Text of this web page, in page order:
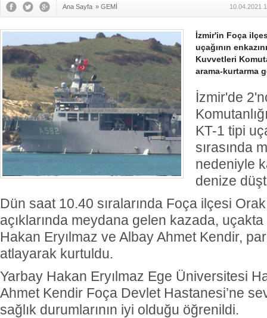
Ana Sayfa » GEMİ 10.04.2021
İzmir'in Foça
uçağının
Kuvvetleri
arama-kurtarma
İzmir'de
KT-1 tipi
sırasında
nedeniyle
denize
Dün saat 10.40 sıralarında Foça ilçesi
açıklarında meydana gelen kazada,
Hakan Eryılmaz ve Albay Ahmet Kendir,
atlayarak kurtuldu.
Yarbay Hakan Eryılmaz Ege Üniversitesi
Ahmet Kendir Foça Devlet Hastanesi’ne
sağlık durumlarının iyi olduğu öğrenildi.